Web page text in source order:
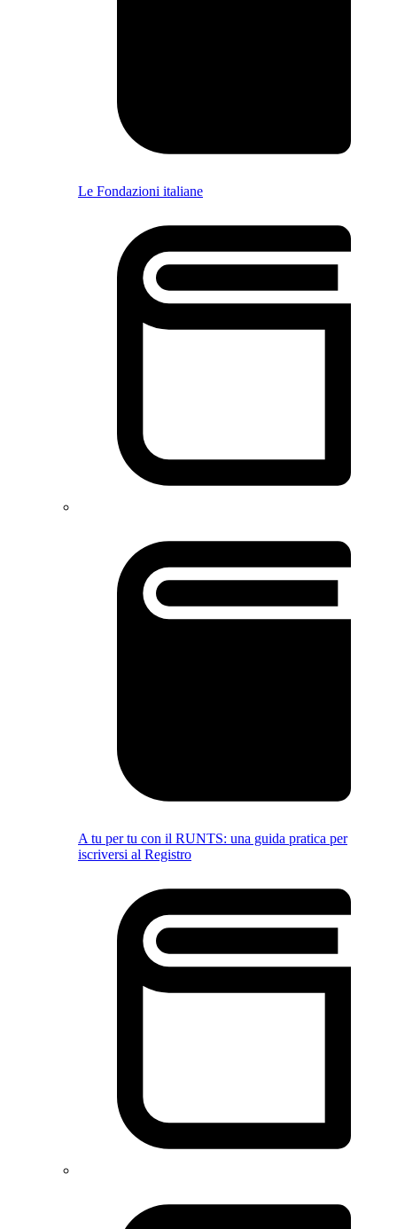
Le Fondazioni italiane
A tu per tu con il RUNTS: una guida pratica per
iscriversi al Registro